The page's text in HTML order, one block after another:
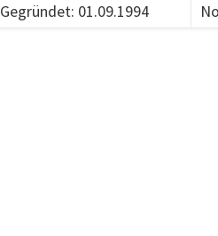
Gegründet: 01.09.1994